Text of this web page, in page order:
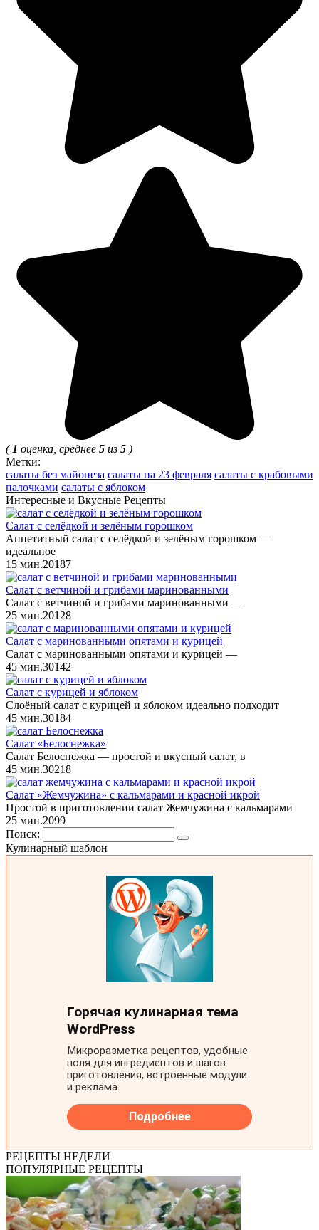
( 1 оценка, среднее 5 из 5 )
Метки:
салаты без майонеза салаты на 23 февраля салаты с крабовыми
палочками салаты с яблоком
Интересные и Вкусные Рецепты
Салат с селёдкой и зелёным горошком
Аппетитный салат с селёдкой и зелёным горошком —
идеальное
15 мин.20187
Салат с ветчиной и грибами маринованными
Салат с ветчиной и грибами маринованными —
25 мин.20128
Салат с маринованными опятами и курицей
Салат с маринованными опятами и курицей —
45 мин.30142
Салат с курицей и яблоком
Слоёный салат с курицей и яблоком идеально подходит
45 мин.30184
Салат «Белоснежка»
Салат Белоснежка — простой и вкусный салат, в
45 мин.30218
Салат «Жемчужина» с кальмарами и красной икрой
Простой в приготовлении салат Жемчужина с кальмарами
25 мин.2099
Поиск:
Кулинарный шаблон
РЕЦЕПТЫ НЕДЕЛИ
ПОПУЛЯРНЫЕ РЕЦЕПТЫ